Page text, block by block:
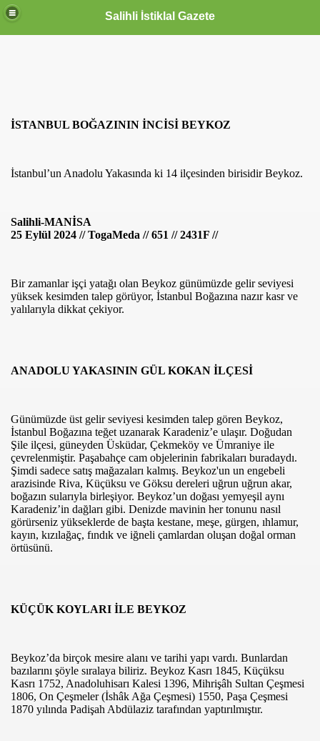
Salihli İstiklal Gazete
İSTANBUL BOĞAZININ İNCİSİ BEYKOZ
İstanbul’un Anadolu Yakasında ki 14 ilçesinden birisidir Beykoz.
Salihli-MANİSA
25 Eylül 2024 // TogaMeda // 651 // 2431F //
Bir zamanlar işçi yatağı olan Beykoz günümüzde gelir seviyesi
yüksek kesimden talep görüyor, İstanbul Boğazına nazır kasr ve
yalılarıyla dikkat çekiyor.
ANADOLU YAKASININ GÜL KOKAN İLÇESİ
Günümüzde üst gelir seviyesi kesimden talep gören Beykoz,
İstanbul Boğazına teğet uzanarak Karadeniz’e ulaşır. Doğudan
Şile ilçesi, güneyden Üsküdar, Çekmeköy ve Ümraniye ile
çevrelenmiştir. Paşabahçe cam objelerinin fabrikaları buradaydı.
Şimdi sadece satış mağazaları kalmış. Beykoz'un un engebeli
arazisinde Riva, Küçüksu ve Göksu dereleri uğrun uğrun akar,
boğazın sularıyla birleşiyor. Beykoz’un doğası yemyeşil aynı
Karadeniz’in dağları gibi. Denizde mavinin her tonunu nasıl
görürseniz yükseklerde de başta kestane, meşe, gürgen, ıhlamur,
kayın, kızılağaç, fındık ve iğneli çamlardan oluşan doğal orman
örtüsünü.
KÜÇÜK KOYLARI İLE BEYKOZ
Beykoz’da birçok mesire alanı ve tarihi yapı vardı. Bunlardan
bazılarını şöyle sıralaya biliriz. Beykoz Kasrı 1845, Küçüksu
Kasrı 1752, Anadoluhisarı Kalesi 1396, Mihrişâh Sultan Çeşmesi
1806, On Çeşmeler (İshâk Ağa Çeşmesi) 1550, Paşa Çeşmesi
1870 yılında Padişah Abdülaziz tarafından yaptırılmıştır.